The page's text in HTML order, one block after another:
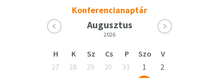
Konferencianaptár
Augusztus
2026
H K Sz Cs P Szo
V
27
28 29 30 31 1
2